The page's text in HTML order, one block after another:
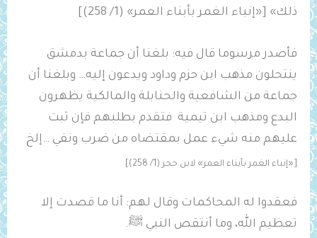
ذلك» [«إنباء الغمر بأبناء العمر» (1/ 258)]
فأصدر مرسوما قال فيه: بلغنا أن جماعة بدمشق
ينتحلون مذهب ابن حزم وداود ويدعون إليه… وبلغنا أن
جماعة من الشافعية والحنابلة والمالكية يظهرون
البدع ومذهب ابن تيمية فتقدم بطلبهم فإن ثبت
عليهم منه شيء عمل بمقتضاه من ضرب ونفي …إلخ
[«إنباء الغمر بأبناء العمر» لابن حجر (1/ 258)]
فعقدوا له المحاكمات وقال لهم: أنا ما قصدت إلا
تعظيم الله، وما أنتقص النبي ﷺ.